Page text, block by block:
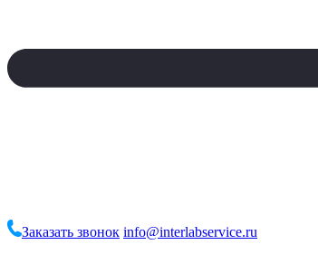
Заказать звонок info@interlabservice.ru